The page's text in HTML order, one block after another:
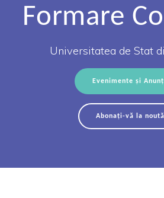
Formare
Universitatea de Stat
Evenimente și
Abonați-vă la